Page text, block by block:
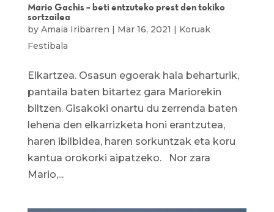
Mario Gachis – beti entzuteko prest den tokiko
sortzailea
by Amaia Iribarren | Mar 16, 2021 | Koruak
Festibala
Elkartzea. Osasun egoerak hala beharturik,
pantaila baten bitartez gara Mariorekin
biltzen. Gisakoki onartu du zerrenda baten
lehena den elkarrizketa honi erantzutea,
haren ibilbidea, haren sorkuntzak eta koru
kantua orokorki aipatzeko. Nor zara
Mario,...